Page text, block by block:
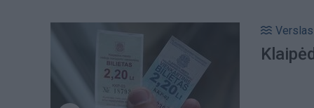
Verslas